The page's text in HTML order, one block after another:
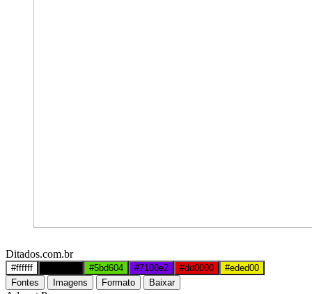
Ditados.com.br
#ffffff #5bd604 #7100e2 #dd0000
#eded00
Fontes
Imagens Formato Baixar